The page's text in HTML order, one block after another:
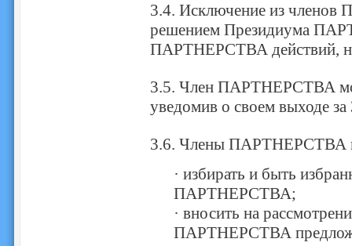
3.4. Исключение из
решением Президиума
ПАРТНЕРСТВА действий,
3.5. Член ПАРТНЕРСТВА
уведомив о своем выходе
3.6. Члены ПАРТНЕРСТВА
· избирать и быть
ПАРТНЕРСТВА;
· вносить на
ПАРТНЕРСТВА